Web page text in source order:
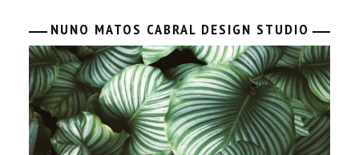
NUNO MATOS CABRAL DESIGN STUDIO